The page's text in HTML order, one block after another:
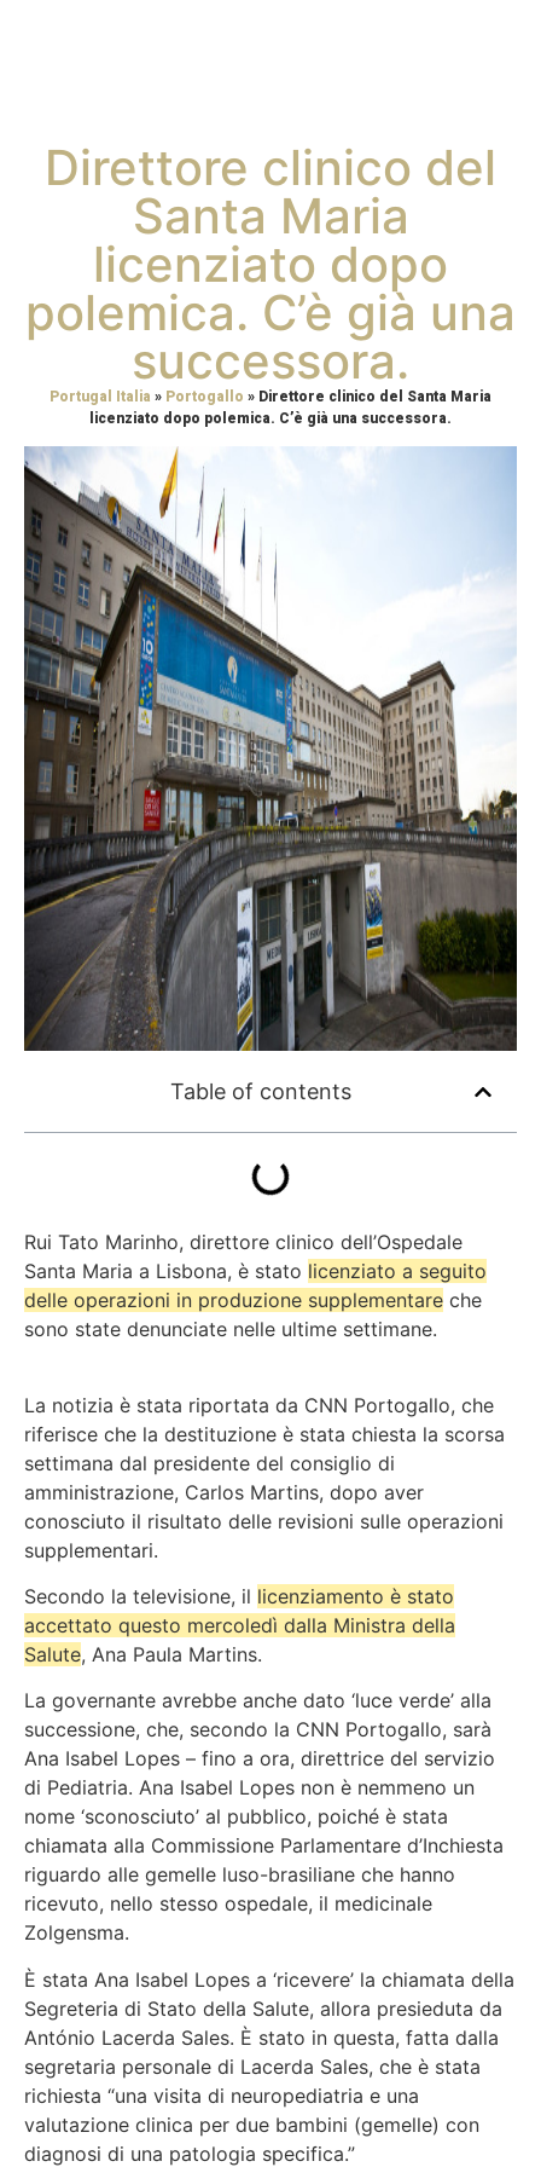
Direttore clinico del
Santa Maria
licenziato dopo
polemica. C’è già una
successora.
Portugal Italia » Portogallo » Direttore clinico del Santa Maria
licenziato dopo polemica. C’è già una successora.
Table of contents
Rui Tato Marinho, direttore clinico dell’Ospedale
Santa Maria a Lisbona, è stato licenziato a seguito
delle operazioni in produzione supplementare che
sono state denunciate nelle ultime settimane.
La notizia è stata riportata da CNN Portogallo, che
riferisce che la destituzione è stata chiesta la scorsa
settimana dal presidente del consiglio di
amministrazione, Carlos Martins, dopo aver
conosciuto il risultato delle revisioni sulle operazioni
supplementari.
Secondo la televisione, il licenziamento è stato
accettato questo mercoledì dalla Ministra della
Salute, Ana Paula Martins.
La governante avrebbe anche dato ‘luce verde’ alla
successione, che, secondo la CNN Portogallo, sarà
Ana Isabel Lopes – fino a ora, direttrice del servizio
di Pediatria. Ana Isabel Lopes non è nemmeno un
nome ‘sconosciuto’ al pubblico, poiché è stata
chiamata alla Commissione Parlamentare d’Inchiesta
riguardo alle gemelle luso-brasiliane che hanno
ricevuto, nello stesso ospedale, il medicinale
Zolgensma.
È stata Ana Isabel Lopes a ‘ricevere’ la chiamata della
Segreteria di Stato della Salute, allora presieduta da
António Lacerda Sales. È stato in questa, fatta dalla
segretaria personale di Lacerda Sales, che è stata
richiesta “una visita di neuropediatria e una
valutazione clinica per due bambini (gemelle) con
diagnosi di una patologia specifica.”